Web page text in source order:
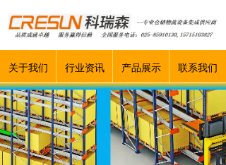
关于我们 行业资讯 产品展示 联系我们